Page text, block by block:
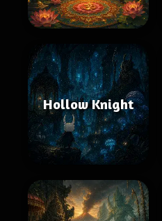
Hollow Knight